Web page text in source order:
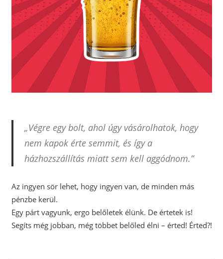
„Végre egy bolt, ahol úgy vásárolhatok, hogy
nem kapok érte semmit, és így a
házhozszállítás miatt sem kell aggódnom.”
Az ingyen sör lehet, hogy ingyen van, de minden más
pénzbe kerül.
Egy párt vagyunk, ergo belőletek élünk. De értetek is!
Segíts még jobban, még többet belőled élni – érted! Érted?!